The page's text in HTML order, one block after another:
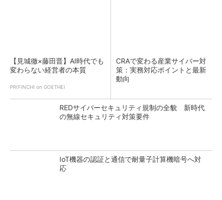
【見城徹×藤田晋】AI時代でも
変わらない経営者の本質
PR(FINCHI on GOETHE)
CRAで変わる産業サイバー対
策：実務対応ポイントと最新
動向
REDサイバーセキュリティ規制の全貌 新時代
の無線セキュリティ対策要件
IoT機器の認証と通信で耐量子計算機暗号へ対
応